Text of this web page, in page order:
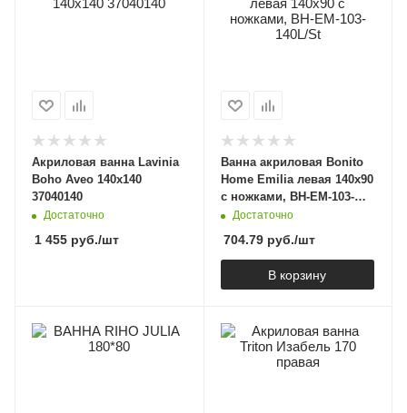
Акриловая ванна Lavinia
Boho Aveo 140х140
37040140
Достаточно
1 455 руб./шт
Ванна акриловая Bonito
Home Emilia левая 140х90
с ножками, BH-EM-103-
140L/St
Достаточно
704.79руб./шт
В корзину